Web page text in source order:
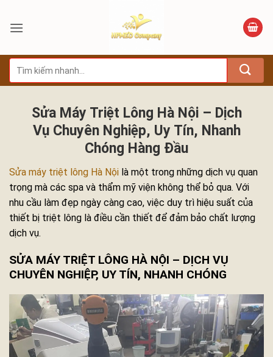
qua
dung
Tìm
kiếm:
Sửa Máy Triệt Lông Hà Nội – Dịch
Vụ Chuyên Nghiệp, Uy Tín, Nhanh
Chóng Hàng Đầu
Sửa máy triệt lông Hà Nội là một trong những dịch vụ quan
trọng mà các spa và thẩm mỹ viện không thể bỏ qua. Với
nhu cầu làm đẹp ngày càng cao, việc duy trì hiệu suất của
thiết bị triệt lông là điều cần thiết để đảm bảo chất lượng
dịch vụ.
SỬA MÁY TRIỆT LÔNG HÀ NỘI – DỊCH VỤ
CHUYÊN NGHIỆP, UY TÍN, NHANH CHÓNG